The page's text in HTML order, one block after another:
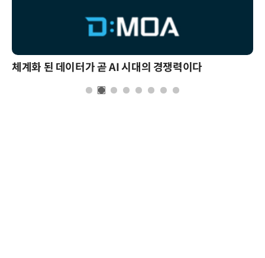
체계화 된 데이터가 곧 AI 시대의 경쟁력이다